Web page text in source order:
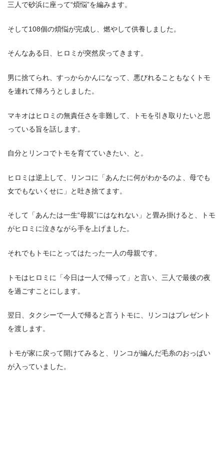
三人で砂浜に座って“煩悩”を編みます。
そして108個の煩悩が完成し、燃やして供養しました。
そんなある日、ヒロミが突然戻ってきます。
男に捨てられ、すっからかんになって、悪びれることもなくトモ
を連れて帰ろうとしました。
マキオはヒロミの無責任さを非難して、トモを引き取りたいと思
っている旨を話します。
自分とリンコでトモを育てていきたい、と。
ヒロミは逆上して、リンコに「あんたに何がわかるのよ、母でも
女でもないくせに」と吐き捨てます。
そして「あんたは一生“母親”にはなれない」と畳み掛けると、トモ
がヒロミに泣きながら手を上げました。
それでもトモにとってはたった一人の母親です。
トモはヒロミに「今日は一人で帰って」と言い、三人で最後の夜
を過ごすことにします。
翌日、タクシーで一人で帰ると言うトモに、リンコはプレゼント
を渡します。
トモが家に戻って開けてみると、リンコが編んだ毛糸のおっぱい
が入っていました。